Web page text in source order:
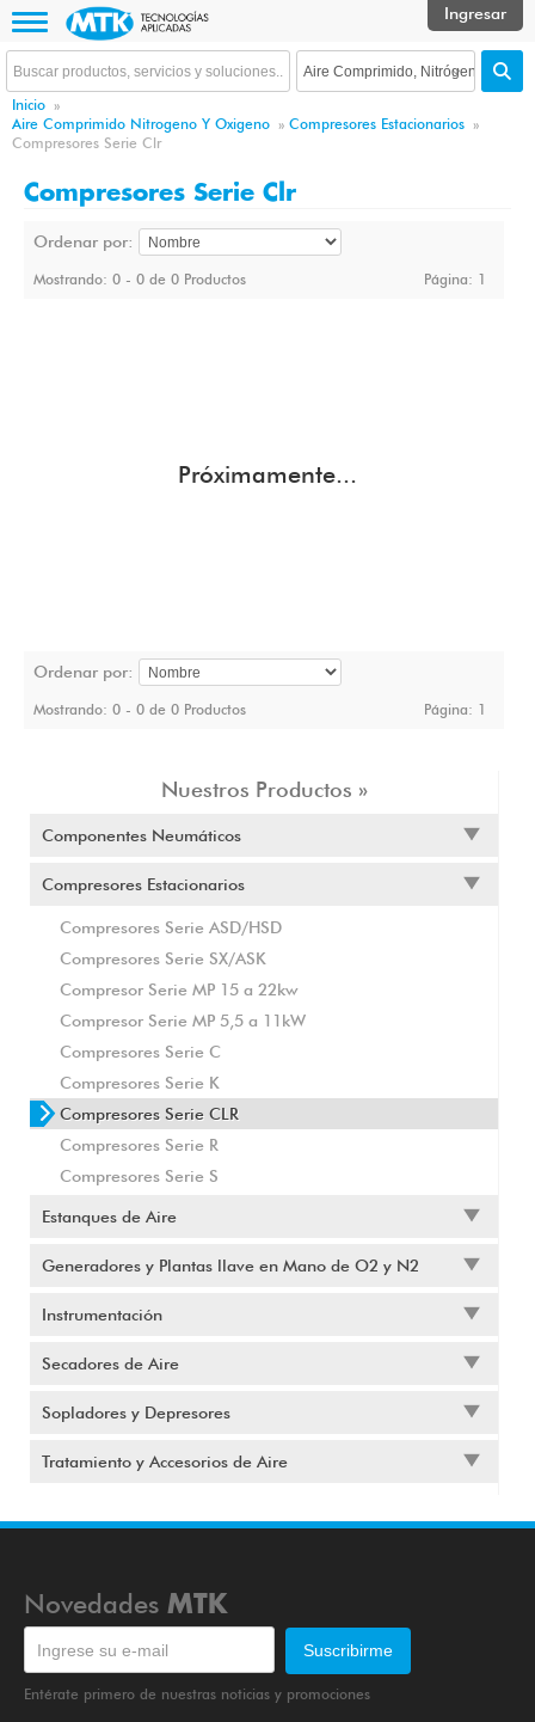
Inicio »
Aire Comprimido Nitrogeno Y Oxigeno » Compresores Estacionarios »
Compresores Serie Clr
Nuestros Productos »
Componentes Neumáticos
Compresores Estacionarios
Compresores Serie ASD/HSD
Compresores Serie SX/ASK
Compresor Serie MP 15 a 22kw
Compresor Serie MP 5,5 a 11kW
Compresores Serie C
Compresores Serie K
Compresores Serie CLR
Compresores Serie R
Compresores Serie S
Estanques de Aire
Generadores y Plantas llave en Mano de O2 y N2
Instrumentación
Secadores de Aire
Sopladores y Depresores
Tratamiento y Accesorios de Aire
Compresores Serie Clr
Ordenar por:
Mostrando: 0 - 0 de 0 Productos Página: 1
Próximamente...
Ordenar por:
Mostrando: 0 - 0 de 0 Productos Página: 1
Novedades MTK
Entérate primero de nuestras noticias y promociones